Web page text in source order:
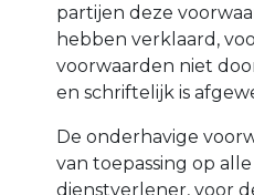
partijen deze
hebben verklaard,
voorwaarden niet
en schriftelijk is
De onderhavige
van toepassing op
dienstverlener, voor